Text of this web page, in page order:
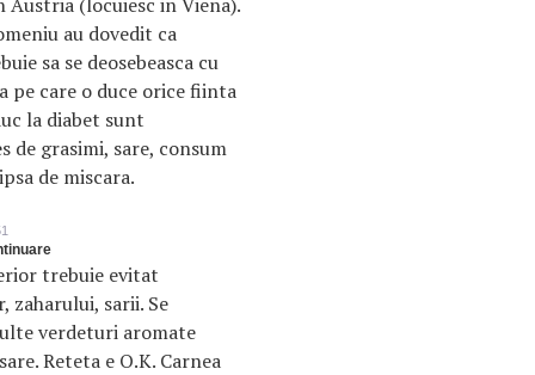
au dovedit ca
sa se deosebeasca cu
pe care o duce orice fiinta
la diabet sunt
de grasimi, sare, consum
de miscara.
trebuie evitat
zaharului, sarii. Se
verdeturi aromate
Reteta e O.K. Carnea